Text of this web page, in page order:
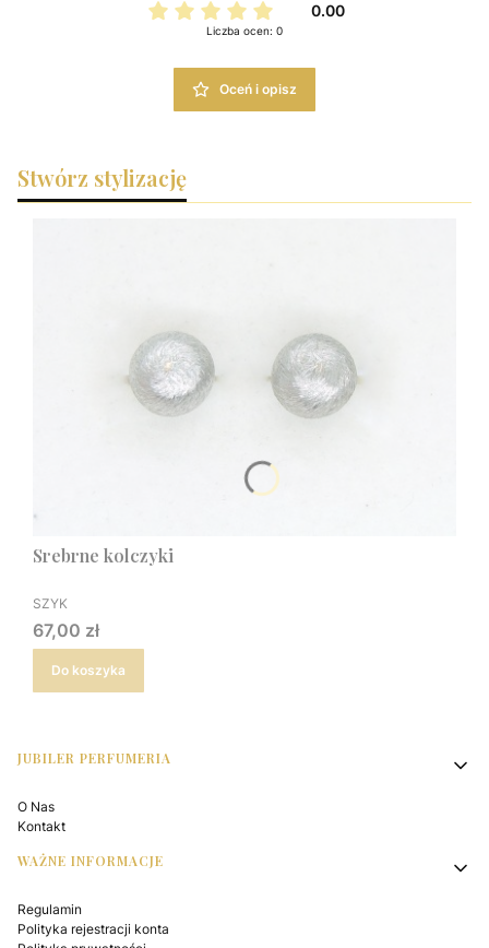
0.00
Liczba ocen: 0
Oceń i opisz
Stwórz stylizację
Srebrne kolczyki
PRODUCENT
SZYK
Cena
67,00 zł
Do koszyka
Linki w stopce
JUBILER PERFUMERIA
O Nas
Kontakt
WAŻNE INFORMACJE
Regulamin
Polityka rejestracji konta